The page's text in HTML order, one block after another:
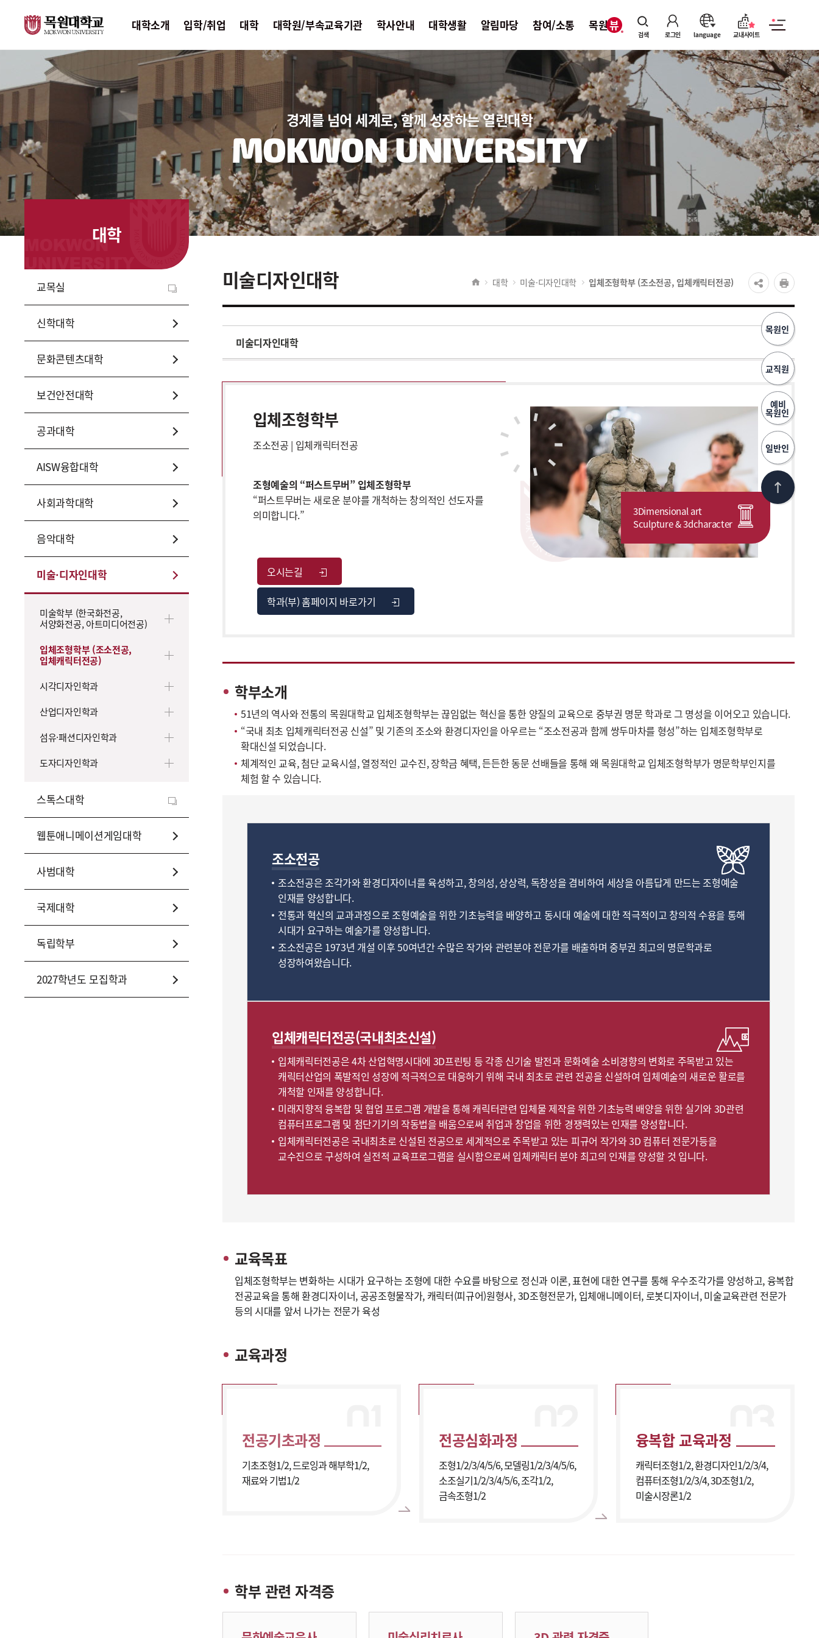
검색 로그인 language 교내사이트
대학소개 입학/취업 대학 대학원/부속교육기관 학사안내 대학생활 알림마당 참여/소통 목원뷰
목원인
교직원
예비
목원인
일반인
경계를 넘어 세계로, 함께 성장하는 열린대학
MOKWON UNIVERSITY
대학
교목실
신학대학
문화콘텐츠대학
보건안전대학
공과대학
AISW융합대학
사회과학대학
음악대학
미술·디자인대학
미술학부 (한국화전공,
서양화전공, 아트미디어전공)
입체조형학부 (조소전공,
입체캐릭터전공)
시각디자인학과
산업디자인학과
섬유·패션디자인학과
도자디자인학과
스톡스대학
웹툰애니메이션게임대학
사범대학
국제대학
독립학부
2027학년도 모집학과
미술디자인대학 대학 미술·디자인대학 입체조형학부 (조소전공, 입체캐릭터전공)
미술디자인대학
입체조형학부
조소전공 | 입체캐릭터전공
조형예술의 “퍼스트무버” 입체조형학부
“퍼스트무버는 새로운 분야를 개척하는 창의적인 선도자를
의미합니다.”
오시는길
학과(부) 홈페이지 바로가기
3Dimensional art
Sculpture & 3dcharacter
학부소개
51년의 역사와 전통의 목원대학교 입체조형학부는 끊임없는 혁신을 통한 양질의 교육으로 중부권 명문 학과로 그 명성을 이어오고 있습니다.
“국내 최초 입체캐릭터전공 신설” 및 기존의 조소와 환경디자인을 아우르는 “조소전공과 함께 쌍두마차를 형성”하는 입체조형학부로
확대신설 되었습니다.
체계적인 교육, 첨단 교육시설, 열정적인 교수진, 장학금 혜택, 든든한 동문 선배들을 통해 왜 목원대학교 입체조형학부가 명문학부인지를
체험 할 수 있습니다.
조소전공
조소전공은 조각가와 환경디자이너를 육성하고, 창의성, 상상력, 독창성을 겸비하여 세상을 아름답게 만드는 조형예술
인재를 양성합니다.
전통과 혁신의 교과과정으로 조형예술을 위한 기초능력을 배양하고 동시대 예술에 대한 적극적이고 창의적 수용을 통해
시대가 요구하는 예술가를 양성합니다.
조소전공은 1973년 개설 이후 50여년간 수많은 작가와 관련분야 전문가를 배출하며 중부권 최고의 명문학과로
성장하여왔습니다.
입체캐릭터전공(국내최초신설)
입체캐릭터전공은 4차 산업혁명시대에 3D프린팅 등 각종 신기술 발전과 문화예술 소비경향의 변화로 주목받고 있는
캐릭터산업의 폭발적인 성장에 적극적으로 대응하기 위해 국내 최초로 관련 전공을 신설하여 입체예술의 새로운 활로를
개척할 인재를 양성합니다.
미래지향적 융복합 및 협업 프로그램 개발을 통해 캐릭터관련 입체물 제작을 위한 기초능력 배양을 위한 실기와 3D관련
컴퓨터프로그램 및 첨단기기의 작동법을 배움으로써 취업과 창업을 위한 경쟁력있는 인재를 양성합니다.
입체캐릭터전공은 국내최초로 신설된 전공으로 세계적으로 주목받고 있는 피규어 작가와 3D 컴퓨터 전문가등을
교수진으로 구성하여 실전적 교육프로그램을 실시함으로써 입체캐릭터 분야 최고의 인재를 양성할 것 입니다.
교육목표
입체조형학부는 변화하는 시대가 요구하는 조형에 대한 수요를 바탕으로 정신과 이론, 표현에 대한 연구를 통해 우수조각가를 양성하고, 융복합
전공교육을 통해 환경디자이너, 공공조형물작가, 캐릭터(피규어)원형사, 3D조형전문가, 입체애니메이터, 로봇디자이너, 미술교육관련 전문가
등의 시대를 앞서 나가는 전문가 육성
교육과정
전공기초과정
기초조형1/2, 드로잉과 해부학1/2,
재료와 기법1/2
전공심화과정
조형1/2/3/4/5/6, 모델링1/2/3/4/5/6,
소조실기1/2/3/4/5/6, 조각1/2,
금속조형1/2
융복합 교육과정
캐릭터조형1/2, 환경디자인1/2/3/4,
컴퓨터조형1/2/3/4, 3D조형1/2,
미술시장론1/2
학부 관련 자격증